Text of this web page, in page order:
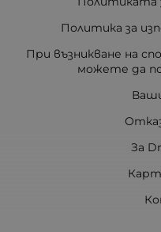
Политика за
При възникване на
можете да
За